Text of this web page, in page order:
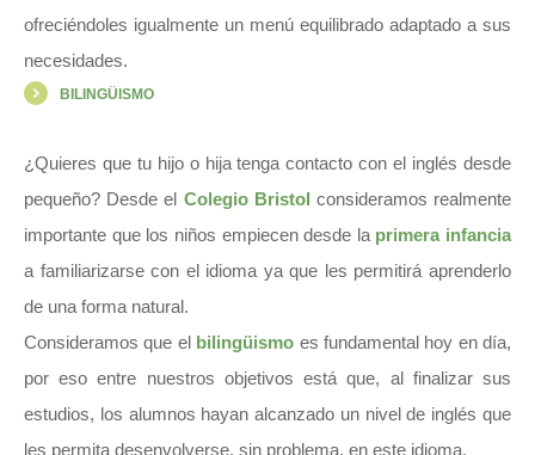
ofreciéndoles igualmente un menú equilibrado adaptado a sus
necesidades.
BILINGÜISMO
¿Quieres que tu hijo o hija tenga contacto con el inglés desde
pequeño? Desde el Colegio Bristol consideramos realmente
importante que los niños empiecen desde la primera infancia
a familiarizarse con el idioma ya que les permitirá aprenderlo
de una forma natural.
Consideramos que el bilingüismo es fundamental hoy en día,
por eso entre nuestros objetivos está que, al finalizar sus
estudios, los alumnos hayan alcanzado un nivel de inglés que
les permita desenvolverse, sin problema, en este idioma.